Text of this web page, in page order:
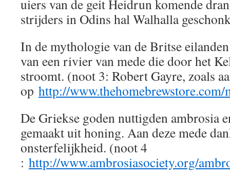
uiers van de geit Heidrun komende
strijders in Odins hal Walhalla
In de mythologie van de Britse
van een rivier van mede die door het
stroomt. (noot 3: Robert Gayre, zoals
op http://www.thehomebrewstore.com/
De Griekse goden nuttigden ambrosia
gemaakt uit honing. Aan deze mede
onsterfelijkheid. (noot 4
: http://www.ambrosiasociety.org/